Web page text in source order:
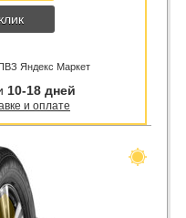
Яндекс Маркет
10-18 дней
и оплате